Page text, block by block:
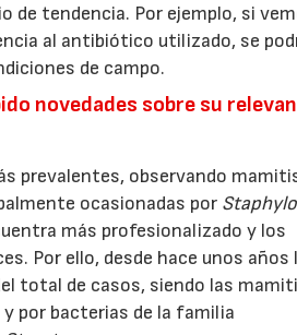
de tendencia. Por ejemplo, si
al antibiótico utilizado, se
de campo.
novedades sobre su
prevalentes, observando
ocasionadas por
más profesionalizado y los
Por ello, desde hace unos años
total de casos, siendo las
por bacterias de la familia